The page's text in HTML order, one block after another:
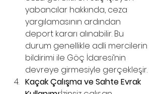
yabancılar hakkında, ceza
yargılamasının ardından
deport kararı alınabilir. Bu
durum genellikle adli mercilerin
bildirimi ile Göç İdaresi’nin
devreye girmesiyle gerçekleşir.
Kaçak Çalışma ve Sahte Evrak